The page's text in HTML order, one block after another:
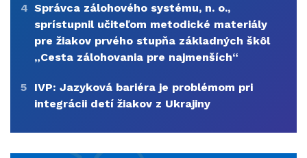
4 Správca zálohového systému, n. o.,
sprístupnil učiteľom metodické materiály
pre žiakov prvého stupňa základných škôl
„Cesta zálohovania pre najmenších“
5
IVP: Jazyková bariéra je problémom pri
integrácii detí žiakov z Ukrajiny